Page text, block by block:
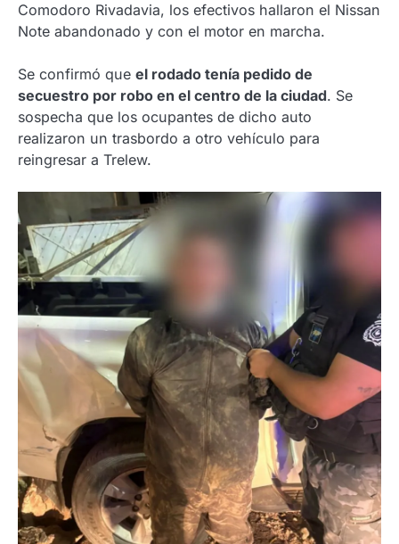
Comodoro Rivadavia, los efectivos hallaron el Nissan
Note abandonado y con el motor en marcha.
Se confirmó que el rodado tenía pedido de
secuestro por robo en el centro de la ciudad. Se
sospecha que los ocupantes de dicho auto
realizaron un trasbordo a otro vehículo para
reingresar a Trelew.